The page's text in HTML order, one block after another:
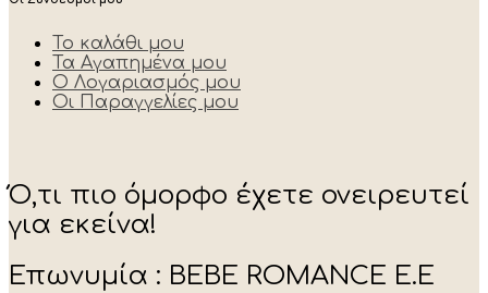
Το καλάθι μου
Τα Αγαπημένα μου
Ο Λογαριασμός μου
Οι Παραγγελίες μου
Ό,τι πιο όμορφο έχετε ονειρευτεί
για εκείνα!
Επωνυμία : BEBE ROMANCE E.E